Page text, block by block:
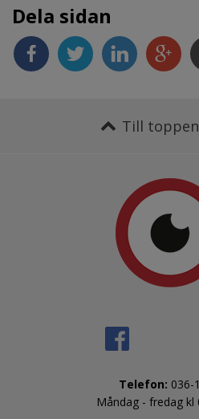
Dela sidan
Till
Telefon: 036-
Måndag - fredag kl